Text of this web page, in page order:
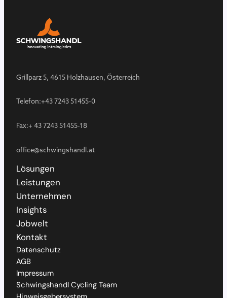
Grillparz 5, 4615 Holzhausen, Österreich
Telefon:+43 7243 51455-0
Fax:+ 43 7243 51455-18
office@schwingshandl.at
Lösungen
Leistungen
Unternehmen
Insights
Jobwelt
Kontakt
Datenschutz
AGB
Impressum
Schwingshandl Cycling Team